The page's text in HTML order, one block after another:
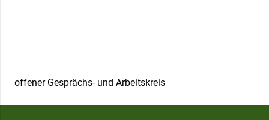
offener Gesprächs- und Arbeitskreis